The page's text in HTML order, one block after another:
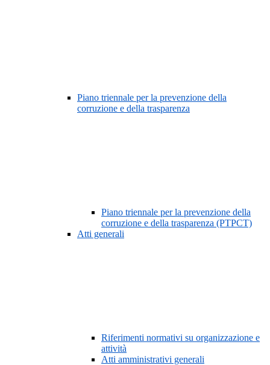
Piano triennale per la prevenzione della
corruzione e della trasparenza
Piano triennale per la prevenzione della
corruzione e della trasparenza (PTPCT)
Atti generali
Riferimenti normativi su organizzazione e
attività
Atti amministrativi generali